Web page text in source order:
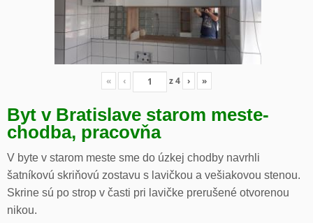
« ‹ z4 › »
Byt v Bratislave starom meste-
chodba, pracovňa
V byte v starom meste sme do úzkej chodby navrhli
šatníkovú skriňovú zostavu s lavičkou a vešiakovou stenou.
Skrine sú po strop v časti pri lavičke prerušené otvorenou
nikou.